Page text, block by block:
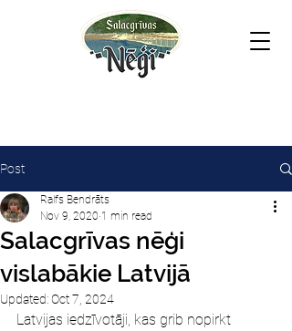
Post
Salacgrīvas nēģi
vislabākie Latvijā
Ralfs Bendrāts
Nov 9, 2020 1 min read
Updated: Oct 7, 2024
Latvijas iedzīvotāji, kas grib nopirkt